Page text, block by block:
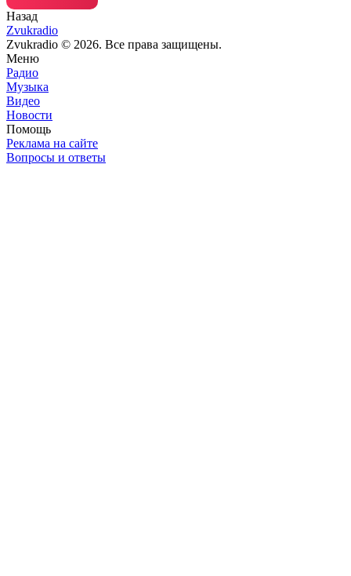
Назад
Zvukradio
Zvukradio © 2026. Все права защищены.
Меню
Радио
Музыка
Видео
Новости
Помощь
Реклама на сайте
Вопросы и ответы